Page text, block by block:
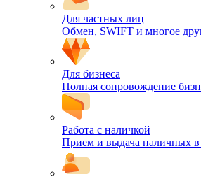
Для частных лиц
Обмен, SWIFT и многое
Для бизнеса
Полная сопровождение
Работа с наличкой
Прием и выдача наличных в